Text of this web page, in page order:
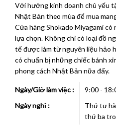
Với hướng kinh doanh chủ yếu
Nhật Bản theo mùa để mua
Cửa hàng Shokado Miyagami
lựa chọn. Không chỉ có loại đồ
tế được làm từ nguyên liệu hảo
có chuẩn bị những chiếc bánh
phong cách Nhật Bản nữa đấy.
Ngày/Giờ làm việc :
9:00 -
Ngày nghỉ :
Thứ tư
thứ ba